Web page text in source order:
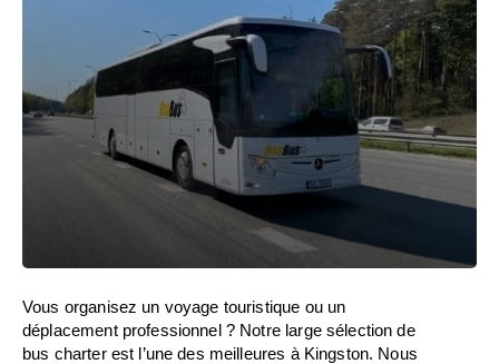
Vous organisez un voyage touristique ou un
déplacement professionnel ? Notre large sélection de
bus charter est l’une des meilleures à Kingston. Nous